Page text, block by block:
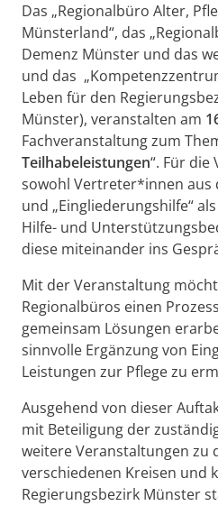
Das „Regionalbüro Alter,
Münsterland“, das
Demenz Münster und das
und das
Leben für den
Münster), veranstalten am
Fachveranstaltung zum
Teilhabeleistungen“. Für
sowohl Vertreter*innen aus
und „Eingliederungshilfe“
Hilfe- und
diese miteinander ins
Mit der Veranstaltung
Regionalbüros einen
gemeinsam Lösungen
sinnvolle Ergänzung von
Leistungen zur Pflege zu
Ausgehend von dieser
mit Beteiligung der
weitere Veranstaltungen zu
verschiedenen Kreisen und
Regierungsbezirk Münster